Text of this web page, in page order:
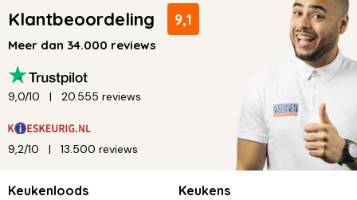
Klantbeoordeling 9,1
Meer dan 34.000 reviews
9,0/10 20.555 reviews
9,2/10 13.500 reviews
Keukenloods Keukens